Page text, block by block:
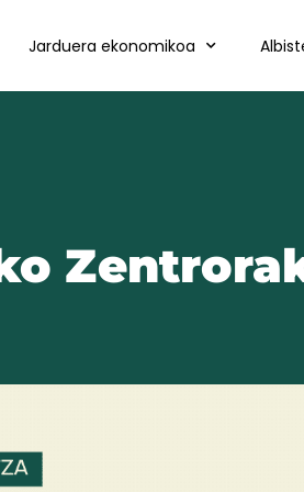
Jarduera ekonomikoa